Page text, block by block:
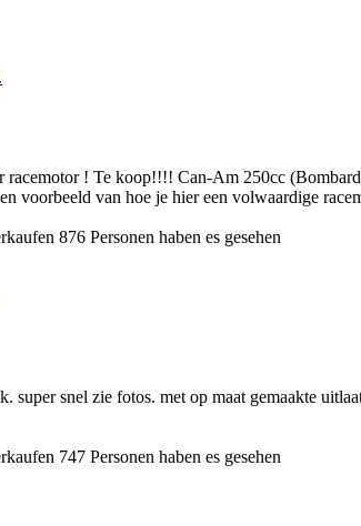
! Te koop!!!! Can-Am 250cc
voorbeeld van hoe je hier een volwaardige
876 Personen haben es gesehen
super snel zie fotos. met op maat gemaakte
747 Personen haben es gesehen